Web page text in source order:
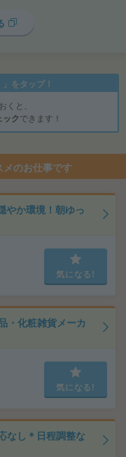
をタップ！
くと、
クできます！
のお仕事です
やか環境！朝ゆっ
気になる!
・化粧雑貨メーカ
気になる!
なし＊日程調整な